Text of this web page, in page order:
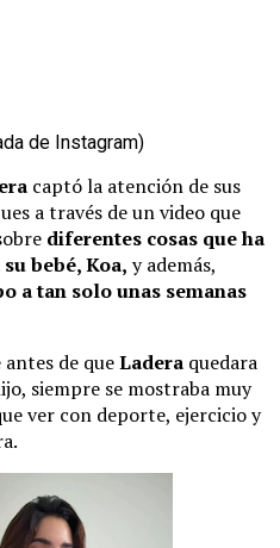
de Instagram)
captó la atención de sus
a través de un video que
diferentes cosas que ha
bebé, Koa, y además,
a tan solo unas semanas
de queLadera quedara
siempre se mostraba muy
ver con deporte, ejercicio y